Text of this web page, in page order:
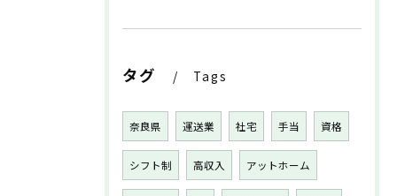
タグ Tags
奈良県 運送業 社宅 手当 資格
シフト制 高収入 アットホーム